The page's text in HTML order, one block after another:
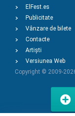
ElFest.es
Publicitate
Vânzare de bilete
Contacte
Artiști
Versiunea Web
Copyright © 2009-